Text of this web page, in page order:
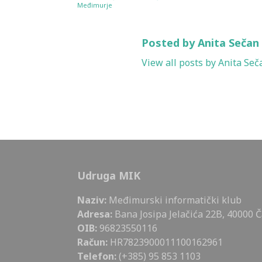
Međimurje
Posted by Anita Sečan
View all posts by Anita
Udruga MIK
Naziv: Međimurski informatički klub
Adresa: Bana Josipa Jelačića 22B, 40000
OIB: 96823550116
Račun: HR7823900011100162961
Telefon: (+385) 95 853 1103